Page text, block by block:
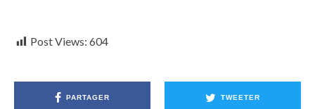
Post Views: 604
PARTAGER TWEETER